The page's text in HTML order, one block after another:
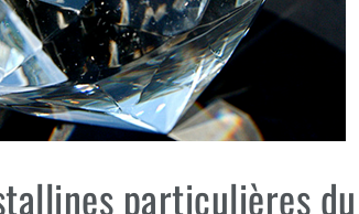
particulières